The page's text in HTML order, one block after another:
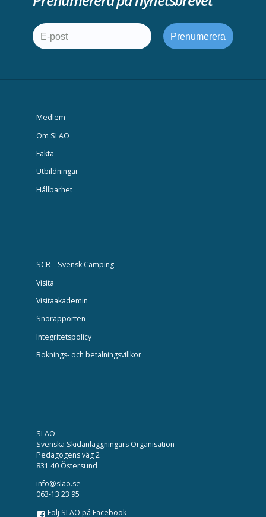
Medlem
Om SLAO
Fakta
Utbildningar
Hållbarhet
SCR – Svensk Camping
Visita
Visitaakademin
Snörapporten
Integritetspolicy
Boknings- och betalningsvillkor
SLAO
Svenska Skidanläggningars Organisation
Pedagogens väg 2
831 40 Östersund
info@slao.se
063-13 23 95
Följ SLAO på Facebook